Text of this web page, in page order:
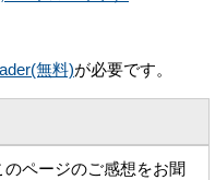
無料)が必要です。
ページのご感想をお聞